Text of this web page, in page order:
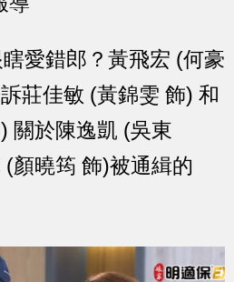
愛錯郎？黃飛宏 (何豪
莊佳敏 (黃錦雯 飾) 和
關於陳逸凱 (吳東
顏曉筠 飾)被通緝的